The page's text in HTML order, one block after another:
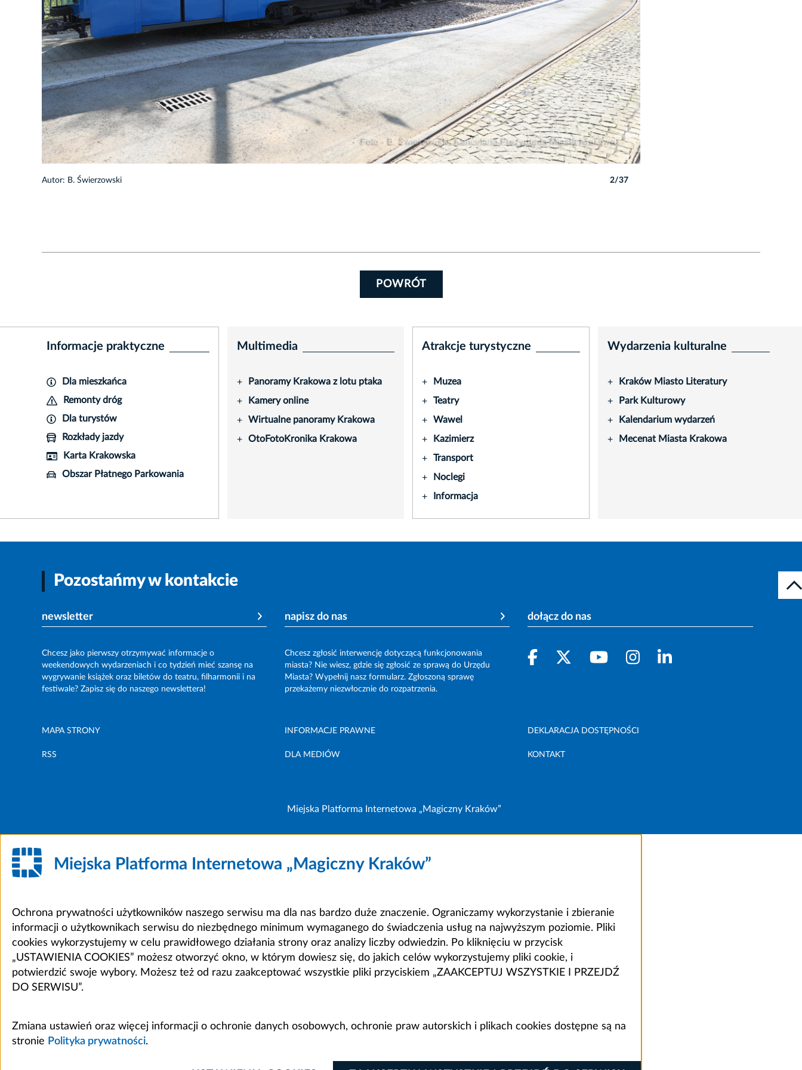
Autor: B. Świerzowski 2/37
POWRÓT
Informacje praktyczne
Dla mieszkańca
Remonty dróg
Dla turystów
Rozkłady jazdy
Karta Krakowska
Obszar Płatnego Parkowania
Multimedia
+ Panoramy Krakowa z lotu ptaka
+ Kamery online
+ Wirtualne panoramy Krakowa
+ OtoFotoKronika Krakowa
Atrakcje turystyczne
+ Muzea
+ Teatry
+ Wawel
+ Kazimierz
+ Transport
+ Noclegi
+ Informacja
Wydarzenia kulturalne
+ Kraków Miasto Literatury
+ Park Kulturowy
+ Kalendarium wydarzeń
+ Mecenat Miasta Krakowa
Pozostańmy w kontakcie
newsletter
Chcesz jako pierwszy otrzymywać informacje o
weekendowych wydarzeniach i co tydzień mieć szansę na
wygrywanie książek oraz biletów do teatru, filharmonii i na
festiwale? Zapisz się do naszego newslettera!
napisz do nas
Chcesz zgłosić interwencję dotyczącą funkcjonowania
miasta? Nie wiesz, gdzie się zgłosić ze sprawą do Urzędu
Miasta? Wypełnij nasz formularz. Zgłoszoną sprawę
przekażemy niezwłocznie do rozpatrzenia.
dołącz do nas
MAPA STRONY INFORMACJE PRAWNE DEKLARACJA DOSTĘPNOŚCI
RSS DLA MEDIÓW KONTAKT
Miejska Platforma Internetowa „Magiczny Kraków”
Miejska Platforma Internetowa „Magiczny Kraków”
Ochrona prywatności użytkowników naszego serwisu ma dla nas bardzo duże znaczenie. Ograniczamy wykorzystanie i zbieranie
informacji o użytkownikach serwisu do niezbędnego minimum wymaganego do świadczenia usług na najwyższym poziomie. Pliki
cookies wykorzystujemy w celu prawidłowego działania strony oraz analizy liczby odwiedzin. Po kliknięciu w przycisk
„USTAWIENIA COOKIES” możesz otworzyć okno, w którym dowiesz się, do jakich celów wykorzystujemy pliki cookie, i
potwierdzić swoje wybory. Możesz też od razu zaakceptować wszystkie pliki przyciskiem „ZAAKCEPTUJ WSZYSTKIE I PRZEJDŹ
DO SERWISU”.
Zmiana ustawień oraz więcej informacji o ochronie danych osobowych, ochronie praw autorskich i plikach cookies dostępne są na
stronie Polityka prywatności.